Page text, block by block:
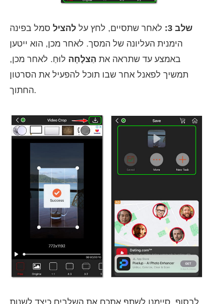
שלב 3: לאחר שתסיים, לחץ על להציל סמל בפינה
הימנית העליונה של המסך. לאחר מכן, הוא ייטען
באמצע עד שתראה את הַצלָחָה לוּחַ. לאחר מכן,
תמשיך לפאנל אחר שבו תוכל להפעיל את הסרטון
החתוך.